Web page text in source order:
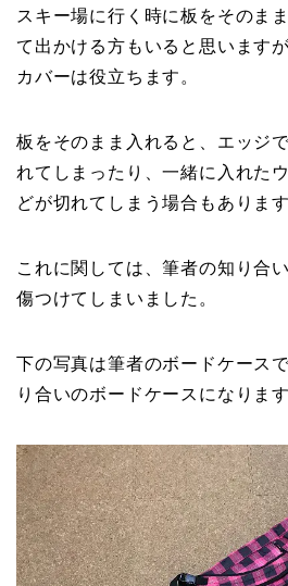
スキー場に行く時に板をそのま
て出かける方もいると思います
カバーは役立ちます。
板をそのまま入れると、エッジ
れてしまったり、一緒に入れた
どが切れてしまう場合もあります
これに関しては、筆者の知り合
傷つけてしまいました。
下の写真は筆者のボードケース
り合いのボードケースになります